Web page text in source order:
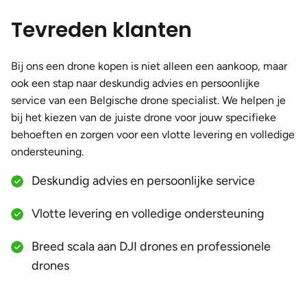
Tevreden klanten
Bij ons een drone kopen is niet alleen een aankoop, maar
ook een stap naar deskundig advies en persoonlijke
service van een Belgische drone specialist. We helpen je
bij het kiezen van de juiste drone voor jouw specifieke
behoeften en zorgen voor een vlotte levering en volledige
ondersteuning.
Deskundig advies en persoonlijke service
Vlotte levering en volledige ondersteuning
Breed scala aan DJI drones en professionele
drones